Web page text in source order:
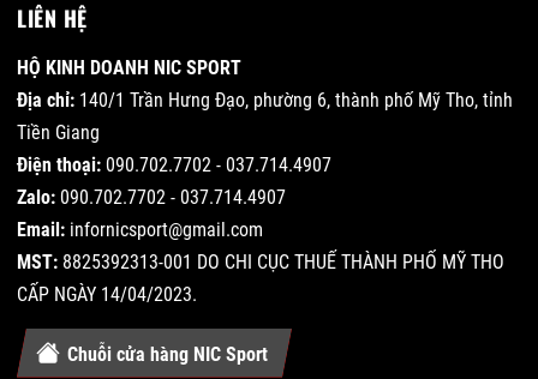
LIÊN HỆ
HỘ KINH DOANH NIC SPORT
Địa chỉ: 140/1 Trần Hưng Đạo, phường 6, thành phố Mỹ Tho, tỉnh
Tiền Giang
Điện thoại: 090.702.7702 - 037.714.4907
Zalo: 090.702.7702 - 037.714.4907
Email: infornicsport@gmail.com
MST: 8825392313-001 DO CHI CỤC THUẾ THÀNH PHỐ MỸ THO
CẤP NGÀY 14/04/2023.
Chuỗi cửa hàng NIC Sport